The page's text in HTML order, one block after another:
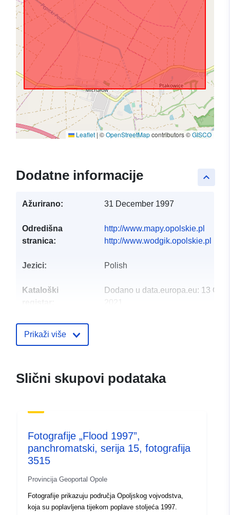
Leaflet | ©OpenStreetMapcontributors ©GISCO
keyboard_arrow_up
Dodatne informacije
Ažurirano: 31 December 1997
Odredišna
stranica:
http://www.mapy.opolskie.pl
http://www.wodgik.opolskie.pl
Jezici: Polish
Kataloški
Dodano u data.europa.eu: 13
Prostorni resurs:
Podrijetlo:
Zdjęcia lotnicze terenów
zalanych powodzią
Prikaži više
Slični skupovi podataka
Fotografije „Flood 1997”,
panchromatski, serija 15, fotografija
3515
Provincija Geoportal Opole
Fotografije prikazuju područja Opoljskog vojvodstva,
koja su poplavljena tijekom poplave stoljeća 1997.